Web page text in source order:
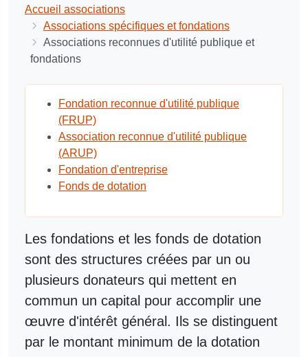
Accueil associations
Associations spécifiques et fondations
Associations reconnues d'utilité publique et
fondations
Fondation reconnue d'utilité publique
(FRUP)
Association reconnue d'utilité publique
(ARUP)
Fondation d'entreprise
Fonds de dotation
Les fondations et les fonds de dotation
sont des structures créées par un ou
plusieurs donateurs qui mettent en
commun un capital pour accomplir une
œuvre d'intérêt général. Ils se distinguent
par le montant minimum de la dotation